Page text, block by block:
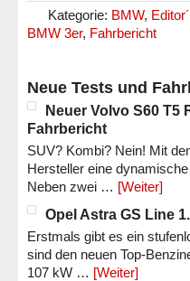
Kategorie: BMW,
BMW 3er, Fahrbericht
Neue Tests und
Neuer Volvo S60 T5
Fahrbericht
SUV? Kombi? Nein! Mit
Hersteller eine
Neben zwei … [Weiter]
Opel Astra GS Line
Erstmals gibt es ein
sind den neuen Top-
107 kW … [Weiter]